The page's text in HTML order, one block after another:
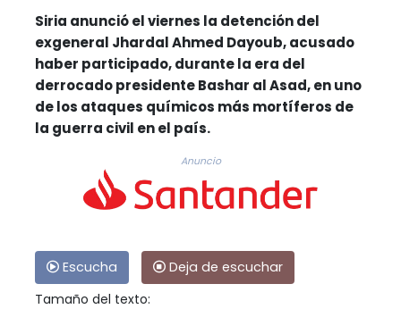
Siria anunció el viernes la detención del
exgeneral Jhardal Ahmed Dayoub, acusado
haber participado, durante la era del
derrocado presidente Bashar al Asad, en uno
de los ataques químicos más mortíferos de
la guerra civil en el país.
Anuncio
Escucha
Deja de escuchar
Tamaño del texto: